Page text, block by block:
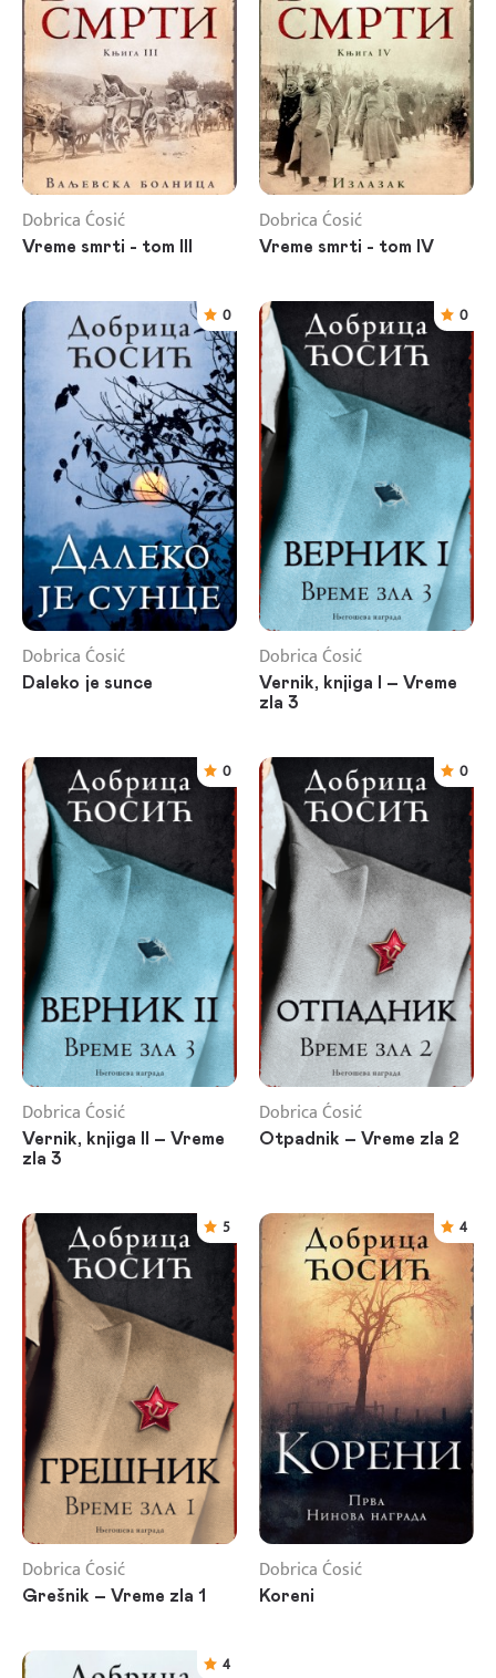
Dobrica Ćosić
Vreme smrti - tom III
Dobrica Ćosić
Vreme smrti - tom IV
0
Dobrica Ćosić
Daleko je sunce
0
Dobrica Ćosić
Vernik, knjiga I – Vreme
zla 3
0
Dobrica Ćosić
Vernik, knjiga II – Vreme
zla 3
0
Dobrica Ćosić
Otpadnik – Vreme zla 2
5
Dobrica Ćosić
Grešnik – Vreme zla 1
4
Dobrica Ćosić
Koreni
4